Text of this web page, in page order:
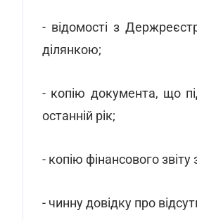
- відомості з
ділянкою;
- копію документа, що
останній рік;
- копію фінансового
- чинну довідку про